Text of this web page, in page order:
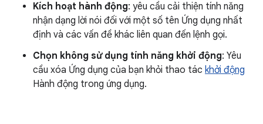
Kích hoạt hành động: yêu cầu cải thiện tính năng
nhận dạng lời nói đối với một số tên Ứng dụng nhất
định và các vấn đề khác liên quan đến lệnh gọi.
Chọn không sử dụng tính năng khởi động: Yêu
cầu xóa Ứng dụng của bạn khỏi thao tác khởi động
Hành động trong ứng dụng.